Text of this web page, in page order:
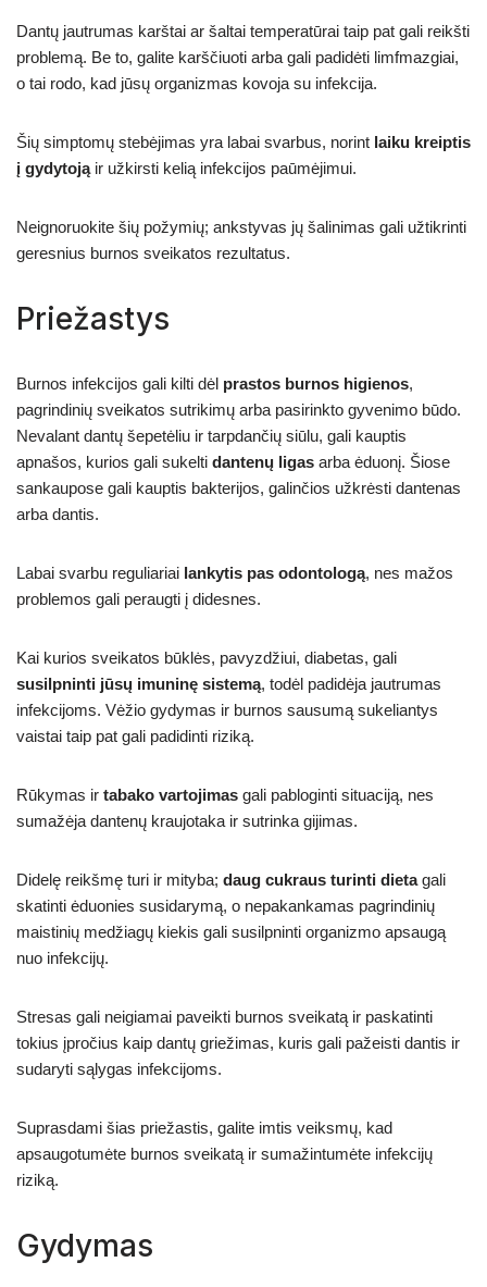
Dantų jautrumas karštai ar šaltai temperatūrai taip pat gali reikšti
problemą. Be to, galite karščiuoti arba gali padidėti limfmazgiai,
o tai rodo, kad jūsų organizmas kovoja su infekcija.
Šių simptomų stebėjimas yra labai svarbus, norint laiku kreiptis
į gydytojąir užkirsti kelią infekcijos paūmėjimui.
Neignoruokite šių požymių; ankstyvas jų šalinimas gali užtikrinti
geresnius burnos sveikatos rezultatus.
Priežastys
Burnos infekcijos gali kilti dėl prastos burnos higienos,
pagrindinių sveikatos sutrikimų arba pasirinkto gyvenimo būdo.
Nevalant dantų šepetėliu ir tarpdančių siūlu, gali kauptis
apnašos, kurios gali sukelti dantenų ligas arba ėduonį. Šiose
sankaupose gali kauptis bakterijos, galinčios užkrėsti dantenas
arba dantis.
Labai svarbu reguliariai lankytis pas odontologą, nes mažos
problemos gali peraugti į didesnes.
Kai kurios sveikatos būklės, pavyzdžiui, diabetas, gali
susilpninti jūsų imuninę sistemą, todėl padidėja jautrumas
infekcijoms. Vėžio gydymas ir burnos sausumą sukeliantys
vaistai taip pat gali padidinti riziką.
Rūkymas ir tabako vartojimas gali pabloginti situaciją, nes
sumažėja dantenų kraujotaka ir sutrinka gijimas.
Didelę reikšmę turi ir mityba; daug cukraus turinti dietagali
skatinti ėduonies susidarymą, o nepakankamas pagrindinių
maistinių medžiagų kiekis gali susilpninti organizmo apsaugą
nuo infekcijų.
Stresas gali neigiamai paveikti burnos sveikatą ir paskatinti
tokius įpročius kaip dantų griežimas, kuris gali pažeisti dantis ir
sudaryti sąlygas infekcijoms.
Suprasdami šias priežastis, galite imtis veiksmų, kad
apsaugotumėte burnos sveikatą ir sumažintumėte infekcijų
riziką.
Gydymas